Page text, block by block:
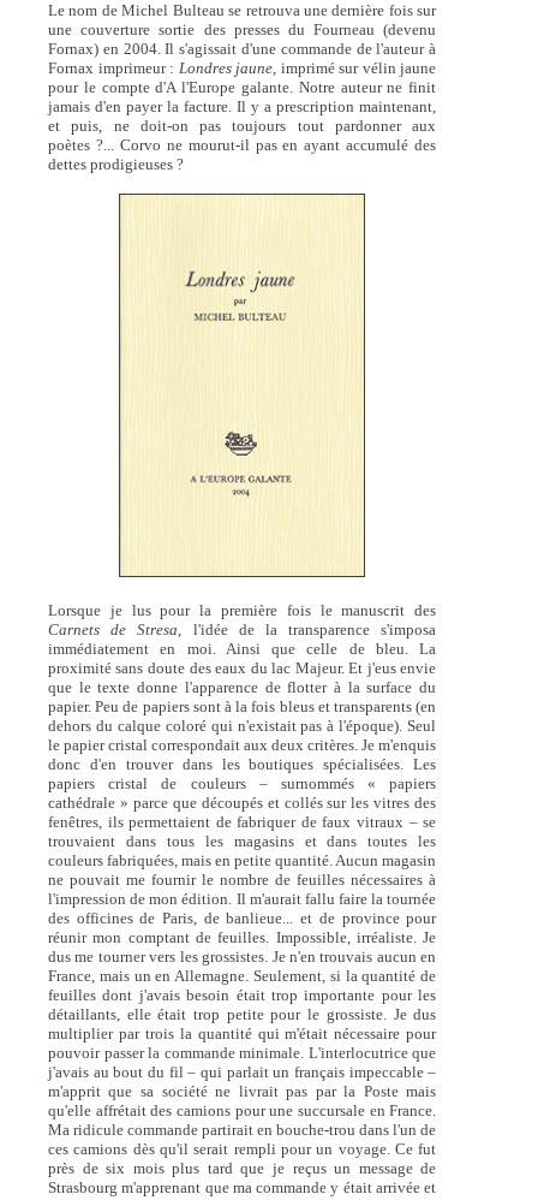
Le nom de Michel Bulteau se retrouva une dernière fois sur
une couverture sortie des presses du Fourneau (devenu
Fornax) en 2004. Il s'agissait d'une commande de l'auteur à
Fornax imprimeur : Londres jaune, imprimé sur vélin jaune
pour le compte d'A l'Europe galante. Notre auteur ne finit
jamais d'en payer la facture. Il y a prescription maintenant,
et puis, ne doit-on pas toujours tout pardonner aux
poètes ?... Corvo ne mourut-il pas en ayant accumulé des
dettes prodigieuses ?
Lorsque je lus pour la première fois le manuscrit des
Carnets de Stresa, l'idée de la transparence s'imposa
immédiatement en moi. Ainsi que celle de bleu. La
proximité sans doute des eaux du lac Majeur. Et j'eus envie
que le texte donne l'apparence de flotter à la surface du
papier. Peu de papiers sont à la fois bleus et transparents (en
dehors du calque coloré qui n'existait pas à l'époque). Seul
le papier cristal correspondait aux deux critères. Je m'enquis
donc d'en trouver dans les boutiques spécialisées. Les
papiers cristal de couleurs – surnommés « papiers
cathédrale » parce que découpés et collés sur les vitres des
fenêtres, ils permettaient de fabriquer de faux vitraux – se
trouvaient dans tous les magasins et dans toutes les
couleurs fabriquées, mais en petite quantité. Aucun magasin
ne pouvait me fournir le nombre de feuilles nécessaires à
l'impression de mon édition. Il m'aurait fallu faire la tournée
des officines de Paris, de banlieue... et de province pour
réunir mon comptant de feuilles. Impossible, irréaliste. Je
dus me tourner vers les grossistes. Je n'en trouvais aucun en
France, mais un en Allemagne. Seulement, si la quantité de
feuilles dont j'avais besoin était trop importante pour les
détaillants, elle était trop petite pour le grossiste. Je dus
multiplier par trois la quantité qui m'était nécessaire pour
pouvoir passer la commande minimale. L'interlocutrice que
j'avais au bout du fil – qui parlait un français impeccable –
m'apprit que sa société ne livrait pas par la Poste mais
qu'elle affrétait des camions pour une succursale en France.
Ma ridicule commande partirait en bouche-trou dans l'un de
ces camions dès qu'il serait rempli pour un voyage. Ce fut
près de six mois plus tard que je reçus un message de
Strasbourg m'apprenant que ma commande y était arrivée et